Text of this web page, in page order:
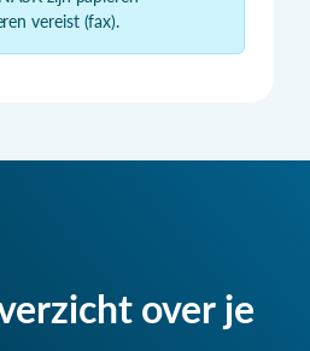
vereist (fax).
over je